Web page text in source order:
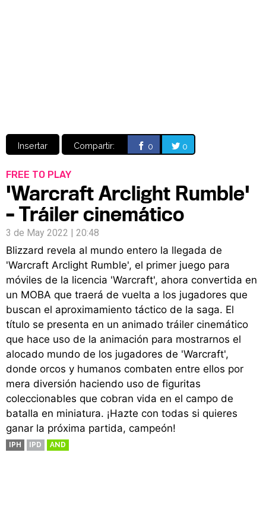
Insertar Compartir: 0 0
FREE TO PLAY
'Warcraft Arclight Rumble'
– Tráiler cinemático
3 de May 2022 | 20:48
Blizzard revela al mundo entero la llegada de
'Warcraft Arclight Rumble', el primer juego para
móviles de la licencia 'Warcraft', ahora convertida en
un MOBA que traerá de vuelta a los jugadores que
buscan el aproximamiento táctico de la saga. El
título se presenta en un animado tráiler cinemático
que hace uso de la animación para mostrarnos el
alocado mundo de los jugadores de 'Warcraft',
donde orcos y humanos combaten entre ellos por
mera diversión haciendo uso de figuritas
coleccionables que cobran vida en el campo de
batalla en miniatura. ¡Hazte con todas si quieres
ganar la próxima partida, campeón!
IPH IPD AND